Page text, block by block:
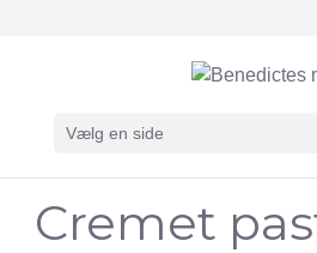
Vælg en side
Cremet